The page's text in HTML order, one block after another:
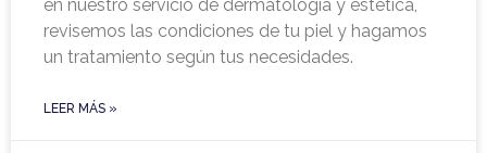
en nuestro servicio de dermatología y estética,
revisemos las condiciones de tu piel y hagamos
un tratamiento según tus necesidades.
LEER MÁS »